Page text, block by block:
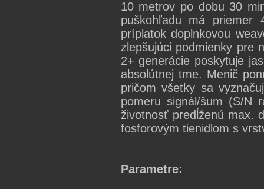
10 metrov po dobu 30
puškohľadu má
príplatok doplnkovou
zlepšujúci podmienky pre
2+ generácie poskytuje
absolútnej tme. Menič
pričom všetky sa
pomeru signál/šum (S/N
životnosť predĺženú max.
fosforovým tienidlom s
Parametre: